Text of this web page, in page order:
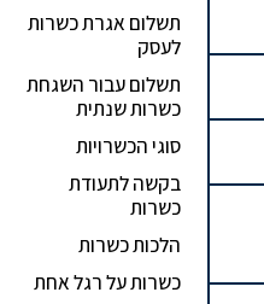
תשלום אגרת כשרות
לעסק
תשלום עבור השגחת
כשרות שנתית
סוגי הכשרויות
בקשה לתעודת
כשרות
הלכות כשרות
כשרות על רגל אחת